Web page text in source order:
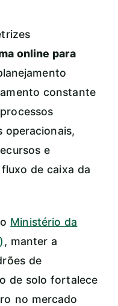
online para
constante
operacionais,
e
de caixa da
Ministério da
, manter a
de
de solo fortalece
no mercado